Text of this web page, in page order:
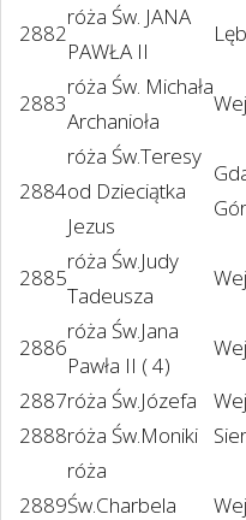
2882
róża Św. JANA
PAWŁA II
2883
róża Św. Michała
Archanioła
2884
róża Św.Teresy
od Dzieciątka
Jezus
2885
róża Św.Judy
Tadeusza
2886
róża Św.Jana
Pawła II ( 4)
2887róża Św.Józefa
2888róża Św.Moniki
2889
róża
Św.Charbela